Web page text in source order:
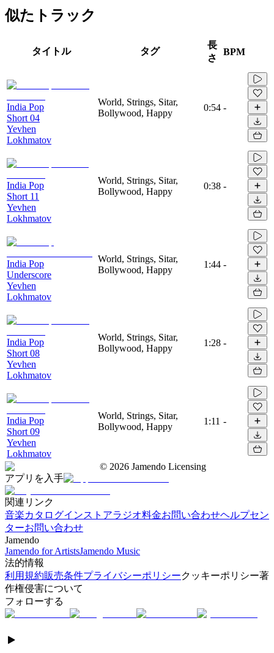
似たトラック
タイトル タグ
長
さ
BPM
India Pop
Short 04
Yevhen
Lokhmatov
World, Strings, Sitar,
Bollywood, Happy
0:54 -
India Pop
Short 11
Yevhen
Lokhmatov
World, Strings, Sitar,
Bollywood, Happy
0:38 -
India Pop
Underscore
Yevhen
Lokhmatov
World, Strings, Sitar,
Bollywood, Happy
1:44 -
India Pop
Short 08
Yevhen
Lokhmatov
World, Strings, Sitar,
Bollywood, Happy
1:28 -
India Pop
Short 09
Yevhen
Lokhmatov
World, Strings, Sitar,
Bollywood, Happy
1:11 -
© 2026 Jamendo Licensing
アプリを入手
関連リンク
音楽カタログインストアラジオ料金お問い合わせヘルプセン
ターお問い合わせ
Jamendo
Jamendo for ArtistsJamendo Music
法的情報
利用規約販売条件プライバシーポリシークッキーポリシー著
作権侵害について
フォローする